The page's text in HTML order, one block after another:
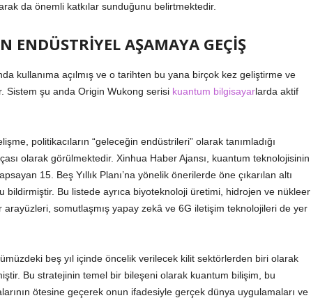
da önemli katkılar sunduğunu belirtmektedir.
ENDÜSTRİYEL AŞAMAYA GEÇİŞ
kullanıma açılmış ve o tarihten bu yana birçok kez geliştirme ve
Sistem şu anda Origin Wukong serisi kuantum bilgisayarlarda aktif
politikacıların “geleceğin endüstrileri” olarak tanımladığı
olarak görülmektedir. Xinhua Haber Ajansı, kuantum teknolojisinin
15. Beş Yıllık Planı’na yönelik önerilerde öne çıkarılan altı
bildirmiştir. Bu listede ayrıca biyoteknoloji üretimi, hidrojen ve nükleer
somutlaşmış yapay zekâ ve 6G iletişim teknolojileri de yer
beş yıl içinde öncelik verilecek kilit sektörlerden biri olarak
Bu stratejinin temel bir bileşeni olarak kuantum bilişim, bu
ötesine geçerek onun ifadesiyle gerçek dünya uygulamaları ve